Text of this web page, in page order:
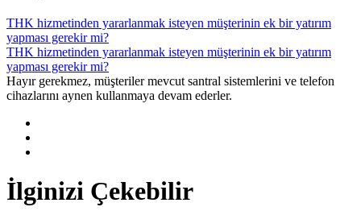
THK hizmetinden yararlanmak isteyen müşterinin ek bir yatırım
yapması gerekir mi?
THK hizmetinden yararlanmak isteyen müşterinin ek bir yatırım
yapması gerekir mi?
Hayır gerekmez, müşteriler mevcut santral sistemlerini ve telefon
cihazlarını aynen kullanmaya devam ederler.
İlginizi Çekebilir